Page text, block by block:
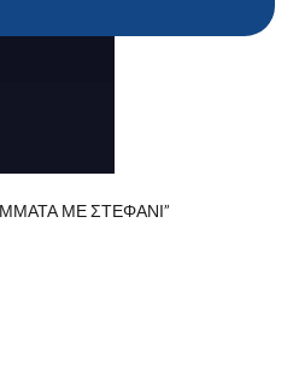
ΜΕ ΣΤΕΦΑΝΙ”